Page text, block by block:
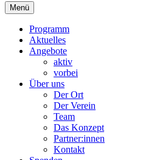
Primäres
Menü
Menü
Programm
Aktuelles
Angebote
aktiv
vorbei
Über uns
Der Ort
Der Verein
Team
Das Konzept
Partner:innen
Kontakt